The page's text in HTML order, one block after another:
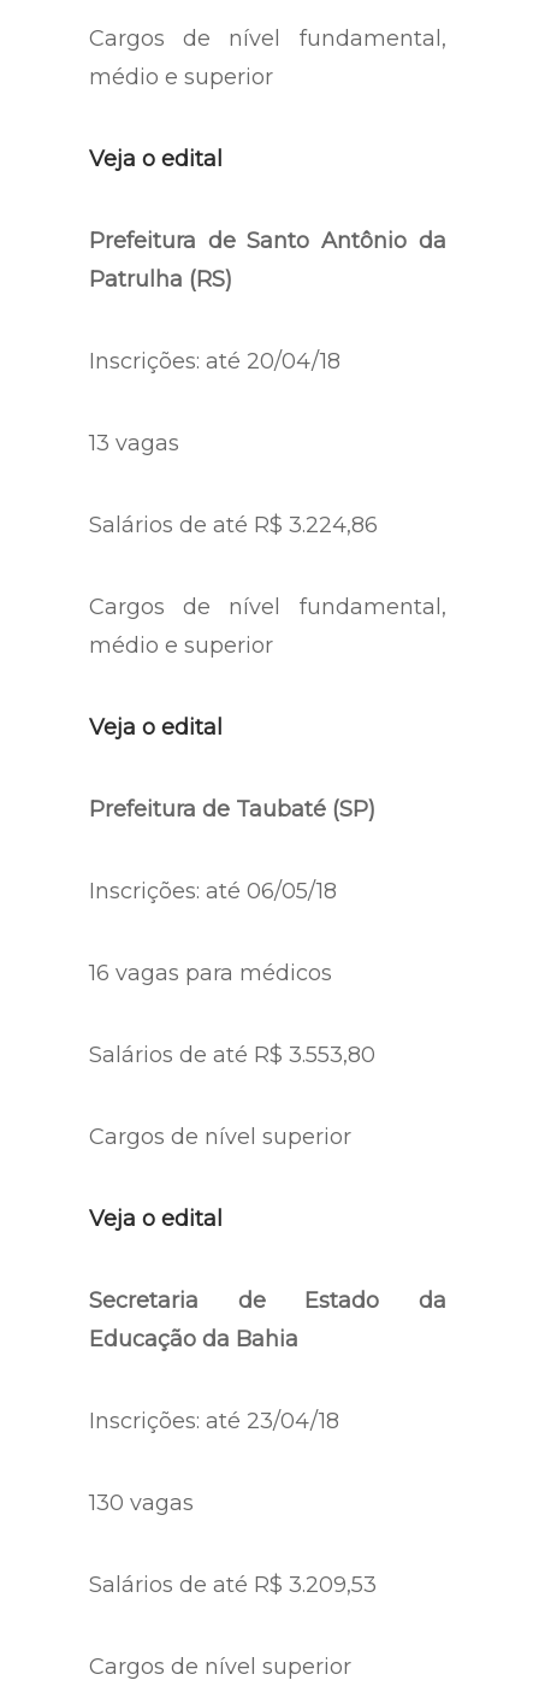
Cargos de nível fundamental,
médio e superior
Veja o edital
Prefeitura de Santo Antônio da
Patrulha (RS)
Inscrições: até 20/04/18
13 vagas
Salários de até R$ 3.224,86
Cargos de nível fundamental,
médio e superior
Veja o edital
Prefeitura de Taubaté (SP)
Inscrições: até 06/05/18
16 vagas para médicos
Salários de até R$ 3.553,80
Cargos de nível superior
Veja o edital
Secretaria de Estado da
Educação da Bahia
Inscrições: até 23/04/18
130 vagas
Salários de até R$ 3.209,53
Cargos de nível superior